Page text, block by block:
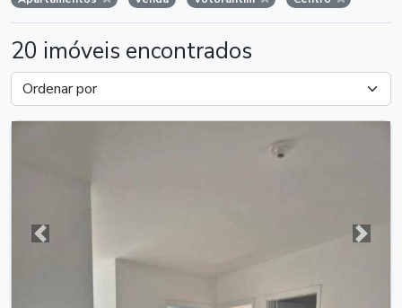
20 imóveis encontrados
Anterior